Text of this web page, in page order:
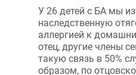
У 26 детей с БА мы
наследственную
аллергией к
отец, другие члены
такую связь в 50%
образом, по